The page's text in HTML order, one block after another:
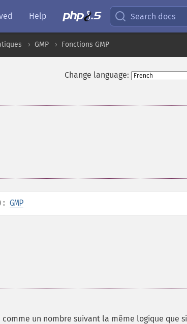
Help Search docs
GMP Fonctions GMP
Change language:
GMP
un nombre suivant la même logique que si